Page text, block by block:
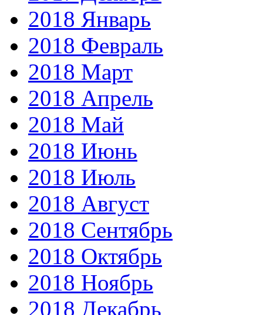
2018 Январь
2018 Февраль
2018 Март
2018 Апрель
2018 Май
2018 Июнь
2018 Июль
2018 Август
2018 Сентябрь
2018 Октябрь
2018 Ноябрь
2018 Декабрь